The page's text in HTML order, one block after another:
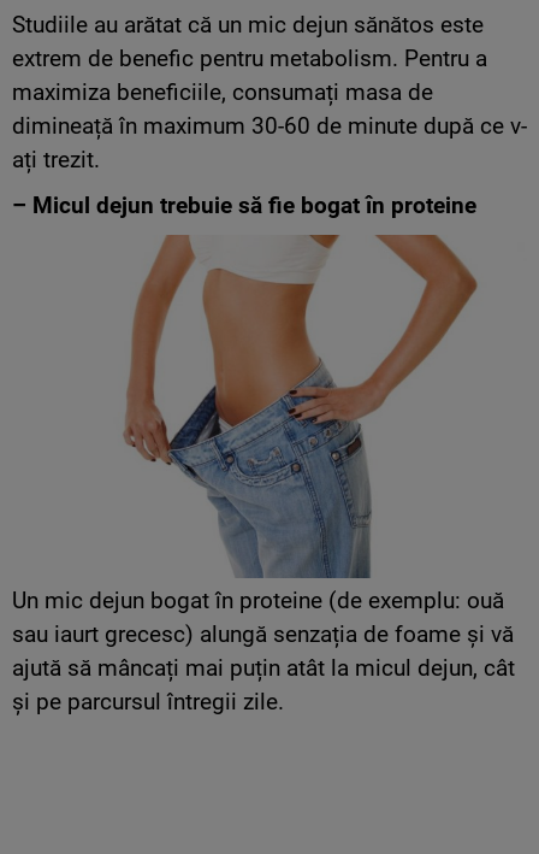
Studiile au arătat că un mic dejun sănătos este
extrem de benefic pentru metabolism. Pentru a
maximiza beneficiile, consumați masa de
dimineață în maximum 30-60 de minute după ce v-
ați trezit.
– Micul dejun trebuie să fie bogat în proteine
Un mic dejun bogat în proteine (de exemplu: ouă
sau iaurt grecesc) alungă senzația de foame și vă
ajută să mâncați mai puțin atât la micul dejun, cât
și pe parcursul întregii zile.